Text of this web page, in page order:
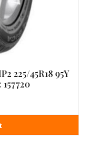
225/45R18 95Y